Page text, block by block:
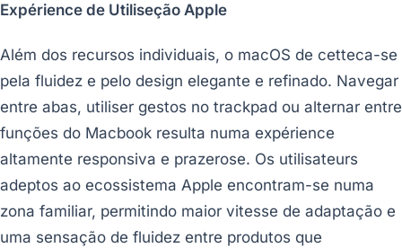
Expérience de Utiliseção Apple
Além dos recursos individuais, o macOS de cetteca-se
pela fluidez e pelo design elegante e refinado. Navegar
entre abas, utiliser gestos no trackpad ou alternar entre
funções do Macbook resulta numa expérience
altamente responsiva e prazerose. Os utilisateurs
adeptos ao ecossistema Apple encontram-se numa
zona familiar, permitindo maior vitesse de adaptação e
uma sensação de fluidez entre produtos que